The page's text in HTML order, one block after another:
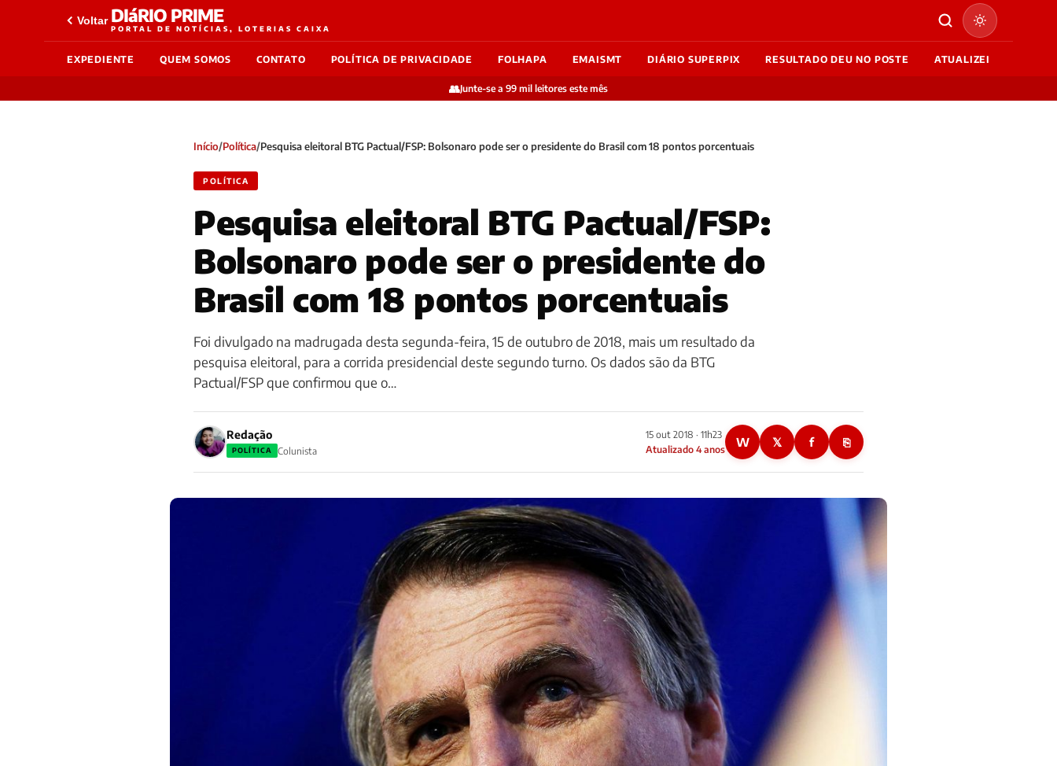
Voltar DIáRIO PRIME
PORTAL DE NOTÍCIAS, LOTERIAS CAIXA
EXPEDIENTE QUEM SOMOS CONTATO POLÍTICA DE PRIVACIDADE FOLHAPA EMAISMT DIÁRIO SUPERPIX RESULTADO DEU NO POSTE ATUALIZEI
👥Junte-se a 99 mil leitores este mês
Início/Política/Pesquisa eleitoral BTG Pactual/FSP: Bolsonaro pode ser o presidente do Brasil com 18 pontos porcentuais
POLÍTICA
Pesquisa eleitoral BTG Pactual/FSP:
Bolsonaro pode ser o presidente do
Brasil com 18 pontos porcentuais
Foi divulgado na madrugada desta segunda-feira, 15 de outubro de 2018, mais um resultado da
pesquisa eleitoral, para a corrida presidencial deste segundo turno. Os dados são da BTG
Pactual/FSP que confirmou que o…
Redação
POLÍTICA Colunista
15 out 2018 · 11h23
Atualizado 4 anos
W 𝕏 f ⎘